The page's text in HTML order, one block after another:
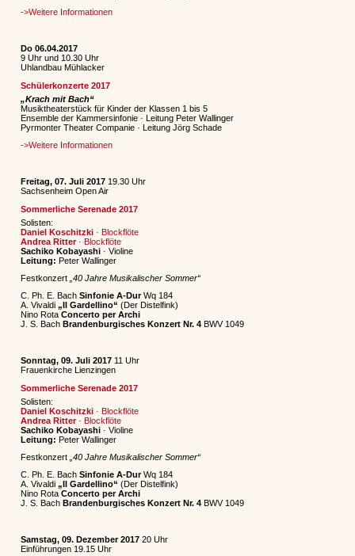
->Weitere Informationen
Do 06.04.2017
9 Uhr und 10.30 Uhr
Uhlandbau Mühlacker
Schülerkonzerte 2017
„Krach mit Bach“
Musiktheaterstück für Kinder der Klassen 1 bis 5
Ensemble der Kammersinfonie · Leitung Peter Wallinger
Pyrmonter Theater Companie · Leitung Jörg Schade
->Weitere Informationen
Freitag, 07. Juli 2017 19.30 Uhr
Sachsenheim Open Air
Sommerliche Serenade 2017
Solisten:
Daniel Koschitzki · Blockflöte
Andrea Ritter· Blockflöte
Sachiko Kobayashi · Violine
Leitung: Peter Wallinger
Festkonzert „40 Jahre Musikalischer Sommer“
C. Ph. E. BachSinfonie A-DurWq 184
A. Vivaldi„Il Gardellino“ (Der Distelfink)
Nino RotaConcerto per Archi
J. S. BachBrandenburgisches Konzert Nr. 4 BWV 1049
Sonntag, 09. Juli 2017 11 Uhr
Frauenkirche Lienzingen
Sommerliche Serenade 2017
Solisten:
Daniel Koschitzki · Blockflöte
Andrea Ritter· Blockflöte
Sachiko Kobayashi · Violine
Leitung: Peter Wallinger
Festkonzert „40 Jahre Musikalischer Sommer“
C. Ph. E. BachSinfonie A-DurWq 184
A. Vivaldi„Il Gardellino“ (Der Distelfink)
Nino RotaConcerto per Archi
J. S. BachBrandenburgisches Konzert Nr. 4 BWV 1049
Samstag, 09. Dezember 2017 20 Uhr
Einführungen 19.15 Uhr